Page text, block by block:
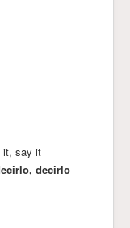
it, say it
decirlo